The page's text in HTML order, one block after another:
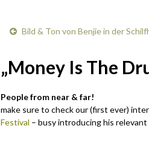
Bild & Ton von Benjie in der
„Money Is The
People from near & far!
make sure to check our (first ever)
Festival – busy introducing his relevant